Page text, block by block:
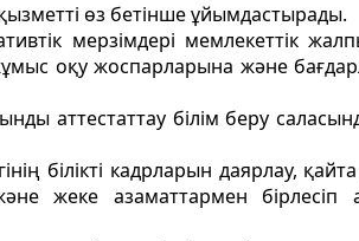
өз бетінше ұйымдастырады.
мерзімдерi мемлекеттік
оқу жоспарларына және
аттестаттау білім беру
білiктi кадрларын даярлау,
жеке азаматтармен бiрлесiп